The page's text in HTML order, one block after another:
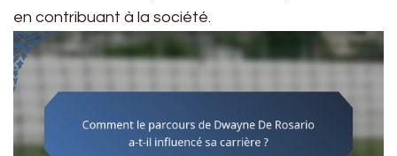
en contribuant à la société.